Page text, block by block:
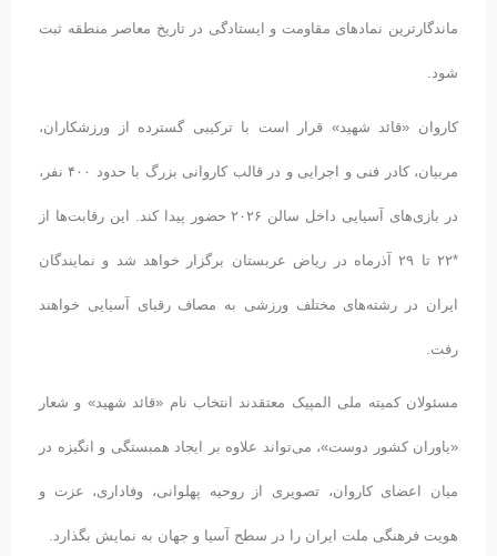
ماندگارترین نمادهای مقاومت و ایستادگی در تاریخ معاصر منطقه ثبت
شود.
کاروان «قائد شهید» قرار است با ترکیبی گسترده از ورزشکاران،
مربیان، کادر فنی و اجرایی و در قالب کاروانی بزرگ با حدود ۴۰۰ نفر،
در بازی‌های آسیایی داخل سالن ۲۰۲۶ حضور پیدا کند. این رقابت‌ها از
*۲۲ تا ۲۹ آذرماه در ریاض عربستان برگزار خواهد شد و نمایندگان
ایران در رشته‌های مختلف ورزشی به مصاف رقبای آسیایی خواهند
رفت.
مسئولان کمیته ملی المپیک معتقدند انتخاب نام «قائد شهید» و شعار
«یاوران کشور دوست»، می‌تواند علاوه بر ایجاد همبستگی و انگیزه در
میان اعضای کاروان، تصویری از روحیه پهلوانی، وفاداری، عزت و
هویت فرهنگی ملت ایران را در سطح آسیا و جهان به نمایش بگذارد.